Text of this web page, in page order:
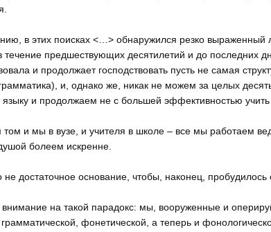
в этих поисках <…> обнаружился резко выраженный
течение предшествующих десятилетий и до последних
и продолжает господствовать пусть не самая
и, однако же, никак не можем за целых
языку и продолжаем не с большей эффективностью
и мы в вузе, и учителя в школе – все мы работаем
болеем искренне.
не достаточное основание, чтобы, наконец,
на такой парадокс: мы, вооруженные и
фонетической, а теперь и